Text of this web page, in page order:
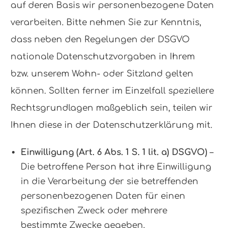
auf deren Basis wir personenbezogene Daten
verarbeiten. Bitte nehmen Sie zur Kenntnis,
dass neben den Regelungen der DSGVO
nationale Datenschutzvorgaben in Ihrem
bzw. unserem Wohn- oder Sitzland gelten
können. Sollten ferner im Einzelfall speziellere
Rechtsgrundlagen maßgeblich sein, teilen wir
Ihnen diese in der Datenschutzerklärung mit.
Einwilligung (Art. 6 Abs. 1 S. 1 lit. a) DSGVO) –
Die betroffene Person hat ihre Einwilligung
in die Verarbeitung der sie betreffenden
personenbezogenen Daten für einen
spezifischen Zweck oder mehrere
bestimmte Zwecke gegeben.